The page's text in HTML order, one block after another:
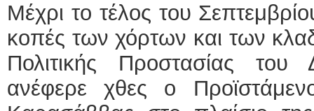
Μέχρι το τέλος του
κοπές των χόρτων και των
Πολιτικής Προστασίας
ανέφερε χθες ο